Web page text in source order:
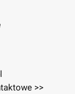
>>